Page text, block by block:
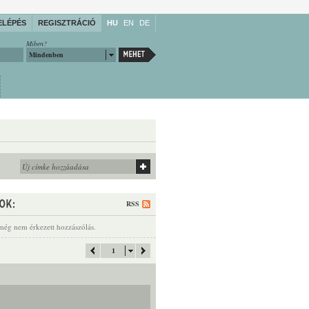
REGISZTRÁCIÓ HU EN DE
Miben?
Mindenben
RSS
nem érkezett hozzászólás.
1